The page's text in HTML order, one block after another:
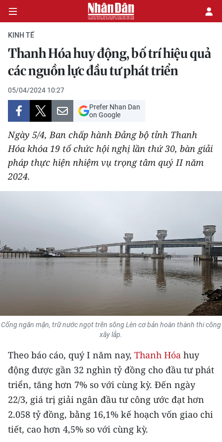
CHÍNH TRỊ
KINH TẾ
VĂN HÓA
XÃ HỘI
PHÁP LUẬT
GIÁO DỤC
KHOA HỌC - CÔNG NGHỆ
MÔI TRƯỜNG
BẠN ĐỌC
KIỂM CHỨNG THÔNG TIN
TRI THỨC CHUYÊN SÂU
54 DÂN TỘC VIỆT NAM
KINH TẾ
Thanh Hóa huy động, bố trí hiệu quả
các nguồn lực đầu tư phát triển
05/04/2024 10:27
Prefer Nhan Dan
on Google
Ngày 5/4, Ban chấp hành Đảng bộ tỉnh Thanh
Hóa khóa 19 tổ chức hội nghị lần thứ 30, bàn giải
pháp thực hiện nhiệm vụ trọng tâm quý II năm
2024.
Cống ngăn mặn, trữ nước ngọt trên sông Lèn cơ bản hoàn thành thi công
xây lắp.
Theo báo cáo, quý I năm nay, Thanh Hóa huy
động được gần 32 nghìn tỷ đồng cho đầu tư phát
triển, tăng hơn 7% so với cùng kỳ. Đến ngày
22/3, giá trị giải ngân đầu tư công ước đạt hơn
2.058 tỷ đồng, bằng 16,1% kế hoạch vốn giao chi
tiết, cao hơn 4,5% so với cùng kỳ.